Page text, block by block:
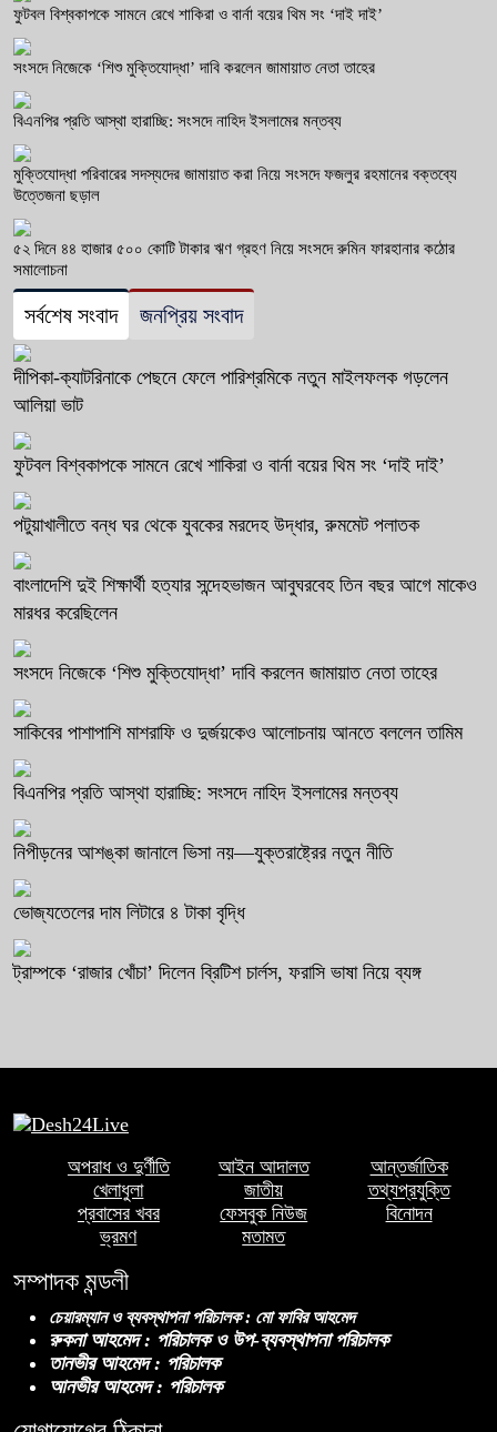
ফুটবল বিশ্বকাপকে সামনে রেখে শাকিরা ও বার্না বয়ের থিম সং ‘দাই দাই’
সংসদে নিজেকে ‘শিশু মুক্তিযোদ্ধা’ দাবি করলেন জামায়াত নেতা তাহের
বিএনপির প্রতি আস্থা হারাচ্ছি: সংসদে নাহিদ ইসলামের মন্তব্য
মুক্তিযোদ্ধা পরিবারের সদস্যদের জামায়াত করা নিয়ে সংসদে ফজলুর রহমানের বক্তব্যে
উত্তেজনা ছড়াল
৫২ দিনে ৪৪ হাজার ৫০০ কোটি টাকার ঋণ গ্রহণ নিয়ে সংসদে রুমিন ফারহানার কঠোর
সমালোচনা
সর্বশেষ সংবাদ জনপ্রিয় সংবাদ
দীপিকা-ক্যাটরিনাকে পেছনে ফেলে পারিশ্রমিকে নতুন মাইলফলক গড়লেন
আলিয়া ভাট
ফুটবল বিশ্বকাপকে সামনে রেখে শাকিরা ও বার্না বয়ের থিম সং ‘দাই দাই’
পটুয়াখালীতে বন্ধ ঘর থেকে যুবকের মরদেহ উদ্ধার, রুমমেট পলাতক
বাংলাদেশি দুই শিক্ষার্থী হত্যার সন্দেহভাজন আবুঘরবেহ তিন বছর আগে মাকেও
মারধর করেছিলেন
সংসদে নিজেকে ‘শিশু মুক্তিযোদ্ধা’ দাবি করলেন জামায়াত নেতা তাহের
সাকিবের পাশাপাশি মাশরাফি ও দুর্জয়কেও আলোচনায় আনতে বললেন তামিম
বিএনপির প্রতি আস্থা হারাচ্ছি: সংসদে নাহিদ ইসলামের মন্তব্য
নিপীড়নের আশঙ্কা জানালে ভিসা নয়—যুক্তরাষ্ট্রের নতুন নীতি
ভোজ্যতেলের দাম লিটারে ৪ টাকা বৃদ্ধি
ট্রাম্পকে ‘রাজার খোঁচা’ দিলেন ব্রিটিশ চার্লস, ফরাসি ভাষা নিয়ে ব্যঙ্গ
অপরাধ ও দুর্ণীতি আইন আদালত
আন্তর্জাতিক
খেলাধুলা
জাতীয়
তথ্যপ্রযুক্তি
প্রবাসের খবর
ফেসবুক নিউজ
বিনোদন
ভ্রমণ
মতামত
সম্পাদক মন্ডলী
চেয়ারম্যান ও ব্যবস্থাপনা পরিচালক : মো ফাবির আহমেদ
রুকনা আহমেদ : পরিচালক ও উপ-ব্যবস্থাপনা পরিচালক
তানভীর আহমেদ : পরিচালক
আনভীর আহমেদ : পরিচালক